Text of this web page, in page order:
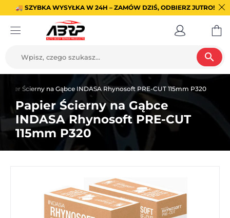
🚚 SZYBKA WYSYŁKA W 24H – ZAMÓW DZIŚ, ODBIERZ JUTRO!
search
Ścierny na Gąbce INDASA Rhynosoft PRE-CUT 115mm P320
Papier Ścierny na Gąbce
INDASA Rhynosoft PRE-CUT
115mm P320